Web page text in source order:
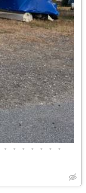
• • • • • • •